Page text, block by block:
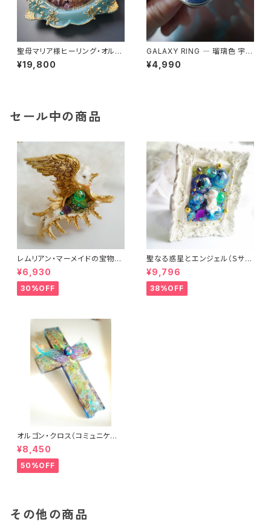
聖母マリア様ヒーリング・オルゴ
ナイト～セレスティアル・ブルー
の祈り～
¥19,800
GALAXY RING ― 瑠璃色 宇宙
を身にまとう
¥4,990
セール中の商品
レムリアン・マーメイドの宝物
（オルゴナイト）
¥6,930
30%OFF
聖なる惑星とエンジェル（Ｓサイ
ズ）（フレーム・ヒーリングアー
ト）
¥9,796
38%OFF
オルゴン・クロス（コミュニケー
ション）
¥8,450
50%OFF
その他の商品